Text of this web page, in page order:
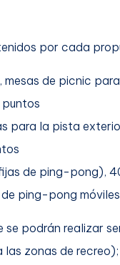
por cada
de picnic
para la pista
de ping-pong),
ping-pong
podrán realizar
zonas de